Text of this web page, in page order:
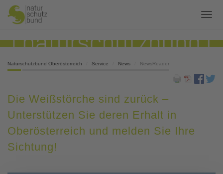
Naturschutzbund Oberösterreich Service News NewsReader
Die Weißstörche sind zurück –
Unterstützen Sie deren Erhalt in
Oberösterreich und melden Sie Ihre
Sichtung!